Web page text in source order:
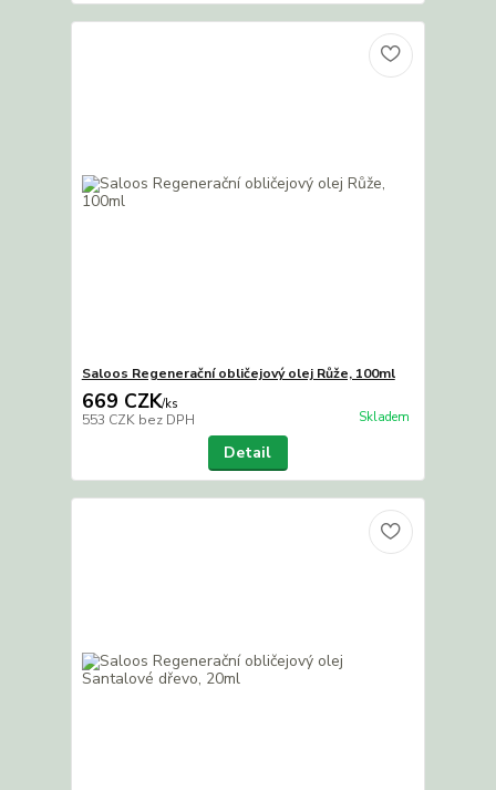
Saloos Regenerační obličejový olej Růže, 100ml
669 CZK/ks
553 CZK bez DPH Skladem
Detail